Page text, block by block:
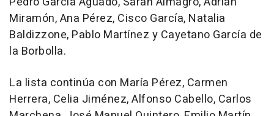
Miramón, Ana Pérez, Cisco García, Natalia
Baldizzone, Pablo Martínez y Cayetano García de
la Borbolla.
La lista continúa con María Pérez, Carmen
Herrera, Celia Jiménez, Alfonso Cabello, Carlos